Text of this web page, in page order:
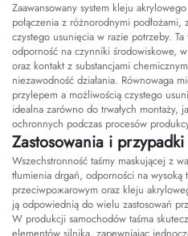
Zaawansowany system kleju
połączenia z różnorodnymi
czystego usunięcia w razie potrzeby.
odporność na czynniki środowiskowe,
oraz kontakt z substancjami
niezawodność działania. Równowaga
przylepem a możliwością czystego
idealna zarówno do trwałych montaży,
ochronnych podczas procesów
Zastosowania i
Wszechstronność taśmy maskującej z
tłumienia drgań, odporności na wysoką
przeciwpожarowym oraz kleju
ją odpowiednią do wielu zastosowań
W produkcji samochodów taśma
elementów silnika, zapewniając